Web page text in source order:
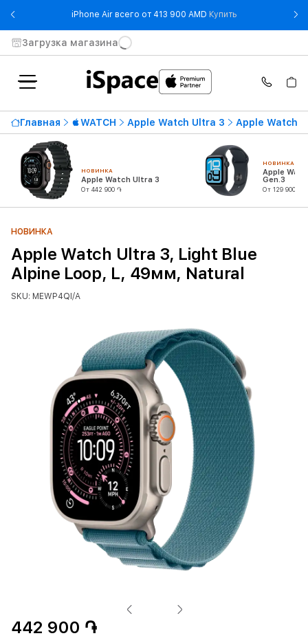
iPhone Air всего от 413 900 AMD Купить- iPhone Air
Загрузка магазина
Главная WATCH Apple Watch Ultra 3 Apple Watch
НОВИНКА
Apple Watch Ultra 3
От 442 900 ֏
НОВИНКА
Apple
Gen.3
От 129 900 ֏
НОВИНКА
Apple Watch Ultra 3, Light Blue
Alpine Loop, L, 49мм, Natural
SKU: MEWP4QI/A
442 900 ֏